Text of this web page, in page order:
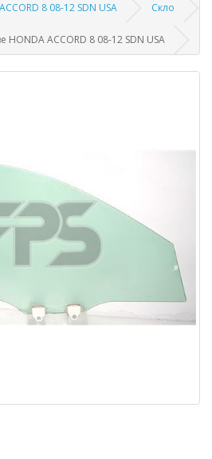
ACCORD 8 08-12 SDN USA
Скло
HONDA ACCORD 8 08-12 SDN USA